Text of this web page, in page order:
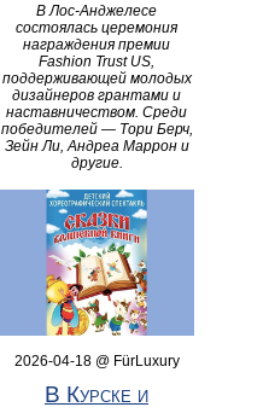
В Лос-Анджелесе
состоялась церемония
награждения премии
Fashion Trust US,
поддерживающей молодых
дизайнеров грантами и
наставничеством. Среди
победителей — Тори Берч,
Зейн Ли, Андреа Маррон и
другие.
2026-04-18 @ FürLuxury
В Курске и